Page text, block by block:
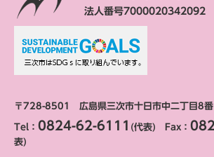
法人番号7000020342092
〒728-8501 広島県三次市十日市中二丁目8
Tel： 0824-62-6111 (代表) Fax：
表)